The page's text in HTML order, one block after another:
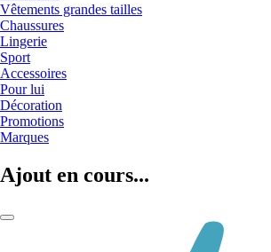
Vêtements grandes tailles
Chaussures
Lingerie
Sport
Accessoires
Pour lui
Décoration
Promotions
Marques
Ajout en cours...